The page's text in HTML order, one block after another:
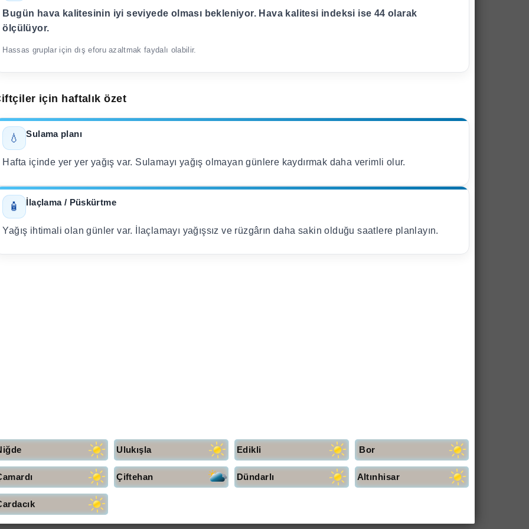
Bugün hava kalitesinin iyi seviyede olması bekleniyor. Hava kalitesi indeksi ise 44 olarak
ölçülüyor.
Hassas gruplar için dış eforu azaltmak faydalı olabilir.
için haftalık özet
💧 Sulama planı
Hafta içinde yer yer yağış var. Sulamayı yağış olmayan günlere kaydırmak daha verimli olur.
🧴 İlaçlama / Püskürtme
Yağış ihtimali olan günler var. İlaçlamayı yağışsız ve rüzgârın daha sakin olduğu saatlere planlayın.
Ulukışla Edikli Bor
Çiftehan Dündarlı Altınhisar